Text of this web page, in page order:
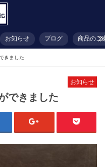
お知らせ ブログ 商品のご
きました
お知らせ
できました